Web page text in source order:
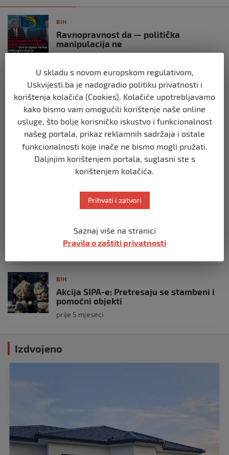
BIH
Ravnopravnost da — politička
manipulacija ne
BIH
Postoje razne špekulacije oko ukidanja
OHR-a – šta vi mislite?
prije 3 mjeseca
BIH
Zašto Bakir Izetbegović trenutno ima
najveće šanse za povratak u
Predsjedništvo BiH
prije 3 mjeseca
Demantij Federalnog ministarstva
unutrašnjih poslova
BIH
Akcija SIPA-e: Pretresaju se stambeni i
pomoćni objekti
prije 5 mjeseci
Izdvojeno
U skladu s novom europskom regulativom,
Uskvijesti.ba je nadogradio politiku privatnosti i
korištenja kolačića (Cookies). Kolačiće upotrebljavamo
kako bismo vam omogućili korištenje naše online
usluge, što bolje korisničko iskustvo i funkcionalnost
našeg portala, prikaz reklamnih sadržaja i ostale
funkcionalnosti koje inače ne bismo mogli pružati.
Daljnjim korištenjem portala, suglasni ste s
korištenjem kolačića.
Prihvati i zatvori
Saznaj više na stranici
Pravila o zaštiti privatnosti